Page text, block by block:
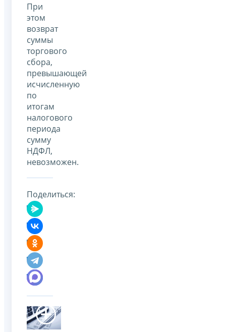
При
этом
возврат
суммы
торгового
сбора,
превышающей
исчисленную
по
итогам
налогового
периода
сумму
НДФЛ,
невозможен.
Поделиться: